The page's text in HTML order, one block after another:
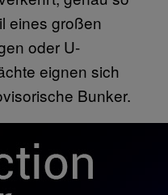
eines großen
oder U-
eignen sich
Bunker.